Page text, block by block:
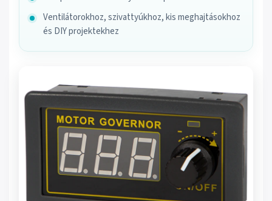
Ventilátorokhoz, szivattyúkhoz, kis meghajtásokhoz
és DIY projektekhez